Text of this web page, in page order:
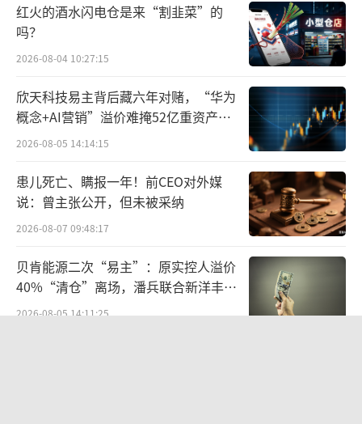
与此同时，该公司也修改了评估年度激励
奖金的指标，从六项指标简化为五项指标，删
除了“利润增长驱动（考核同店销售额、净新
增店数与运营利润率）”，将公司收入和营业
利润的总权重由50%提高至70%，包括可持续
发展在内的非财务指标权重从40%降低至3
红火的酒水闪电仓是来“割韭菜”的
吗？
2026-08-04 10:27:15
欣天科技易主背后藏六年对赌，“华为
概念+AI营销”溢价难掩52亿重资产考
验
2026-08-05 14:14:15
患儿死亡、瞒报一年！前CEO对外媒
说：曾主张公开，但未被采纳
2026-08-07 09:48:17
贝肯能源二次“易主”：原实控人溢价
40%“清仓”离场，潘兵联合新洋丰、
宏科百世拟入主
2026-08-05 14:11:25